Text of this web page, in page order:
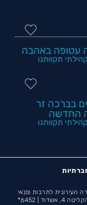
עטופה באהבה
תקוותנו
בברכה זר
החדשה
תקוותנו
העירונית לתרבות ופנאי
4, אשדוד |
6452*